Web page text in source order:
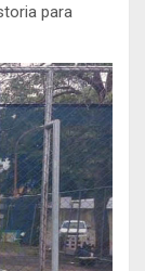
para